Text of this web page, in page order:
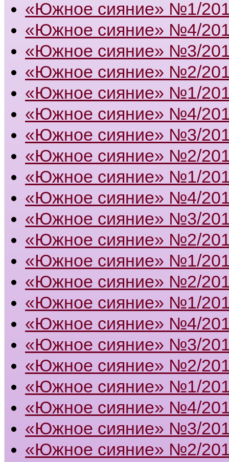
«Южное сияние» №1/
«Южное сияние» №4/
«Южное сияние» №3/
«Южное сияние» №2/
«Южное сияние» №1/
«Южное сияние» №4/
«Южное сияние» №3/
«Южное сияние» №2/
«Южное сияние» №1/
«Южное сияние» №4/
«Южное сияние» №3/
«Южное сияние» №2/
«Южное сияние» №1/
«Южное сияние» №2/
«Южное сияние» №1/
«Южное сияние» №4/
«Южное сияние» №3/
«Южное сияние» №2/
«Южное сияние» №1/
«Южное сияние» №4/
«Южное сияние» №3/
«Южное сияние» №2/